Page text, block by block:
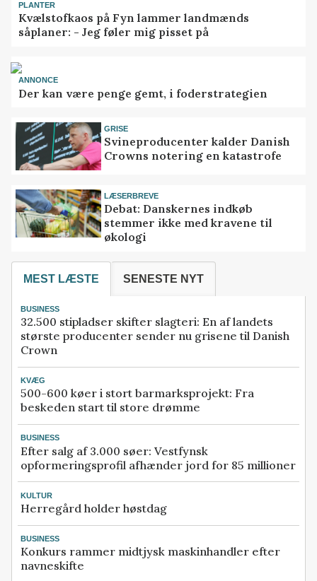
PLANTER
Kvælstofkaos på Fyn lammer landmænds
såplaner: - Jeg føler mig pisset på
ANNONCE
Der kan være penge gemt, i foderstrategien
GRISE
Svineproducenter kalder Danish
Crowns notering en katastrofe
LÆSERBREVE
Debat: Danskernes indkøb
stemmer ikke med kravene til
økologi
MEST LÆSTE SENESTE NYT
BUSINESS
32.500 stipladser skifter slagteri: En af landets
største producenter sender nu grisene til Danish
Crown
KVÆG
500-600 køer i stort barmarksprojekt: Fra
beskeden start til store drømme
BUSINESS
Efter salg af 3.000 søer: Vestfynsk
opformeringsprofil afhænder jord for 85 millioner
KULTUR
Herregård holder høstdag
BUSINESS
Konkurs rammer midtjysk maskinhandler efter
navneskifte